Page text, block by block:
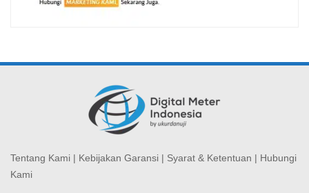
Tentang Kami | Kebijakan Garansi | Syarat & Ketentuan | Hubungi
Kami